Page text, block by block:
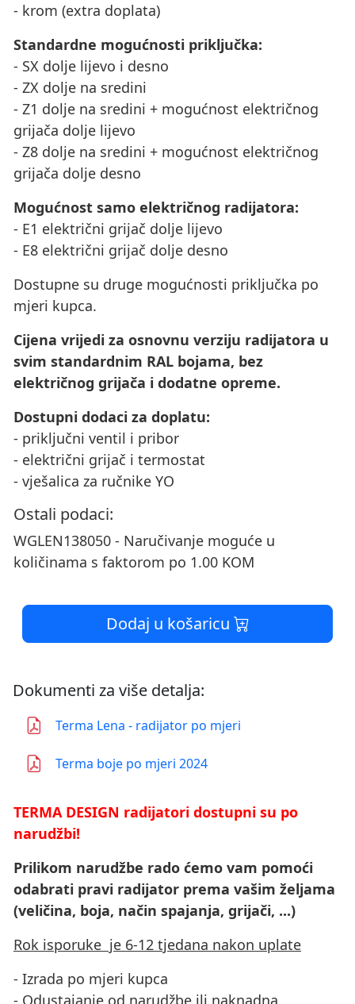
- krom (extra doplata)
Standardne mogućnosti priključka:
- SX dolje lijevo i desno
- ZX dolje na sredini
- Z1 dolje na sredini + mogućnost električnog
grijača dolje lijevo
- Z8 dolje na sredini + mogućnost električnog
grijača dolje desno
Mogućnost samo električnog radijatora:
- E1 električni grijač dolje lijevo
- E8 električni grijač dolje desno
Dostupne su druge mogućnosti priključka po
mjeri kupca.
Cijena vrijedi za osnovnu verziju radijatora u
svim standardnim RAL bojama, bez
električnog grijača i dodatne opreme.
Dostupni dodaci za doplatu:
- priključni ventil i pribor
- električni grijač i termostat
- vješalica za ručnike YO
Ostali podaci:
WGLEN138050 - Naručivanje moguće u
količinama s faktorom po 1.00 KOM
Dodaj u košaricu
Dokumenti za više detalja:
Terma Lena - radijator po mjeri
Terma boje po mjeri 2024
TERMA DESIGN radijatori dostupni su po
narudžbi!
Prilikom narudžbe rado ćemo vam pomoći
odabrati pravi radijator prema vašim željama
(veličina, boja, način spajanja, grijači, ...)
Rok isporuke je 6-12 tjedana nakon uplate
- Izrada po mjeri kupca
- Odustajanje od narudžbe ili naknadna